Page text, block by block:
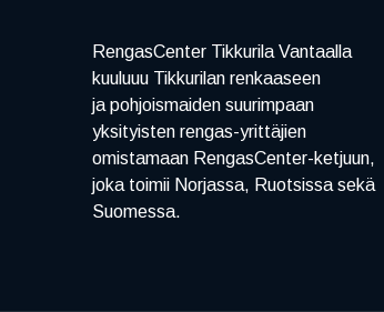
RengasCenter Tikkurila Vantaalla
kuuluuu Tikkurilan renkaaseen
ja pohjoismaiden suurimpaan
yksityisten rengas-yrittäjien
omistamaan RengasCenter-ketjuun,
joka toimii Norjassa, Ruotsissa sekä
Suomessa.